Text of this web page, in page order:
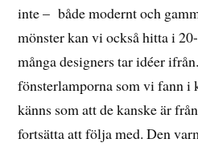
inte – både modernt och
mönster kan vi också hitta i
många designers tar idéer
fönsterlamporna som vi fann i
känns som att de kanske är
fortsätta att följa med. Den